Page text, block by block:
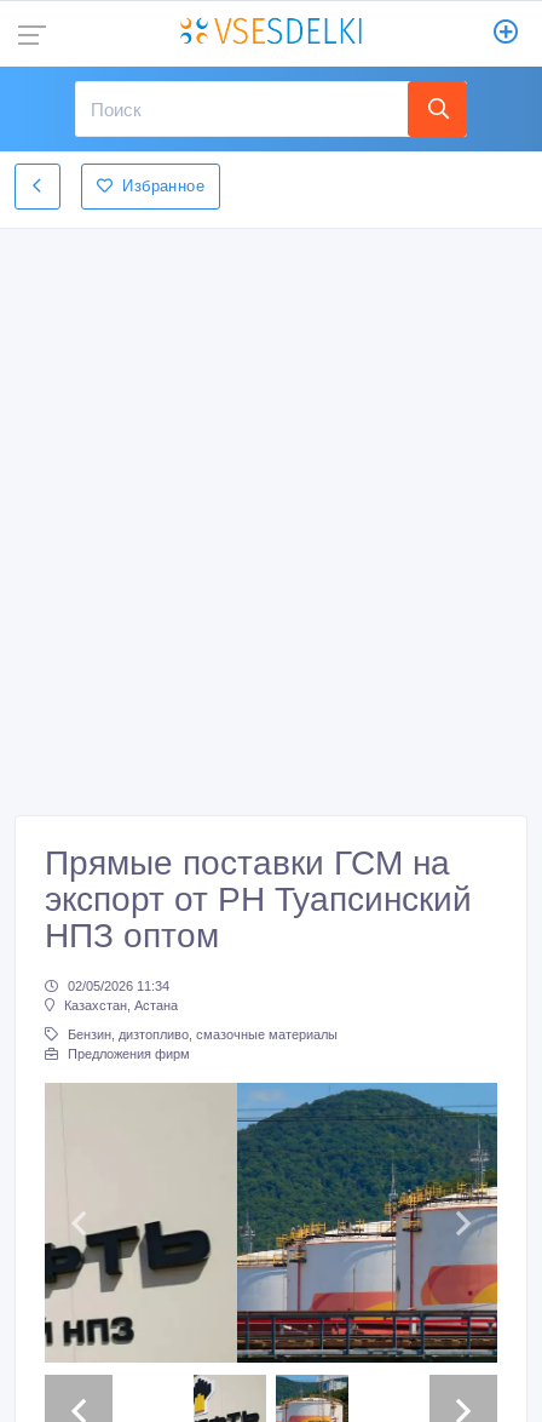
Избранное
Прямые поставки ГСМ на
экспорт от РН Туапсинский
НПЗ оптом
02/05/2026 11:34
Казахстан, Астана
Бензин, дизтопливо, смазочные материалы
Предложения фирм